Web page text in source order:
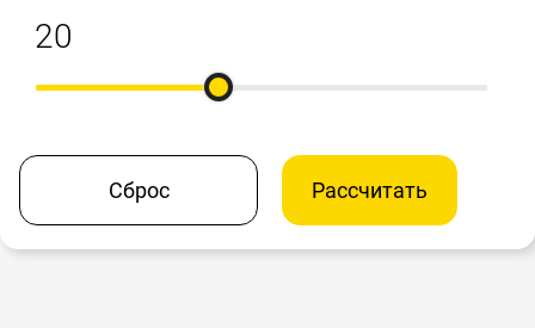
Сброс Рассчитать